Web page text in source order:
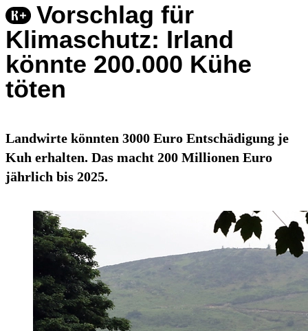
Vorschlag für
Klimaschutz: Irland
könnte 200.000 Kühe
töten
Landwirte könnten 3000 Euro Entschädigung je
Kuh erhalten. Das macht 200 Millionen Euro
jährlich bis 2025.